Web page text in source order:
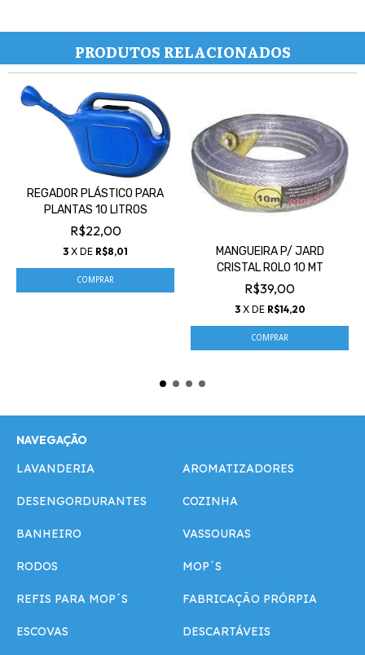
PRODUTOS RELACIONADOS
REGADOR PLÁSTICO PARA
PLANTAS 10 LITROS
R$22,00
3 X DE R$8,01
MANGUEIRA P/ JARD
CRISTAL ROLO 10 MT
R$39,00
3 X DE R$14,20
NAVEGAÇÃO
LAVANDERIA
AROMATIZADORES
DESENGORDURANTES COZINHA
BANHEIRO VASSOURAS
RODOS MOP´S
REFIS PARA MOP´S FABRICAÇÃO PRÓRPIA
ESCOVAS DESCARTÁVEIS